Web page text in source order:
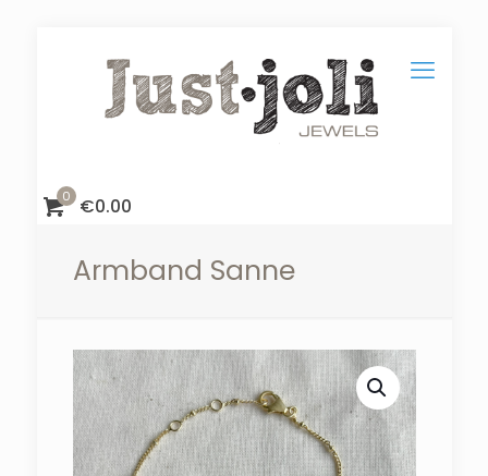
0 €0.00
Armband Sanne